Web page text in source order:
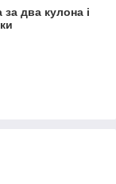
за два кулона і